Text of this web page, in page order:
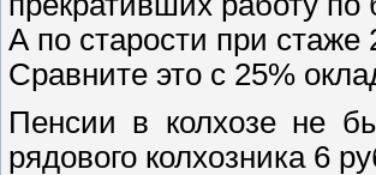
А по старости при стаже
Сравните это с 25%
Пенсии в колхозе не
рядового колхозника 6